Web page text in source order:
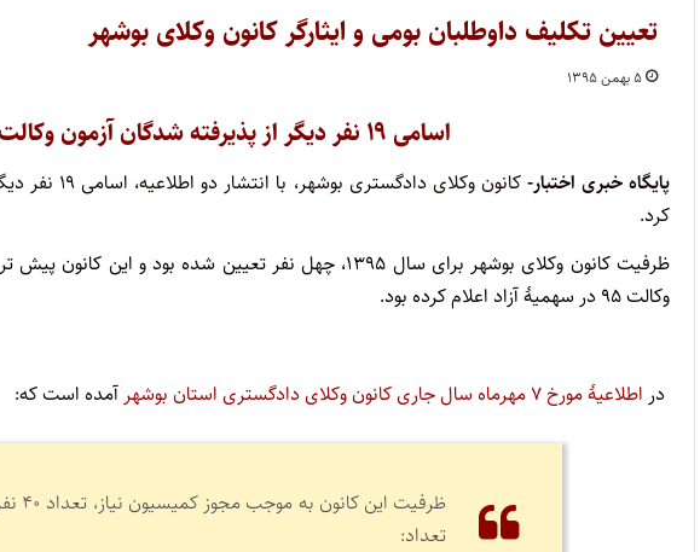
تعیین تکلیف داوطلبان بومی و ایثارگر کانون وکلای بوشهر
۵ بهمن ۱۳۹۵
اسامی ۱۹ نفر دیگر از پذیرفته شدگان آزمون وکالت ۹۵ بوشهر اعلام شد
پایگاه خبری اختبار-
کرد.
وکالت۹۵ در سهمیۀ آزاد اعلام کرده بود.
در اطلاعیۀ مورخ ۷ مهرماه سال جاری کانون وکلای دادگستری استان بوشهر آمده است که:
تعداد: